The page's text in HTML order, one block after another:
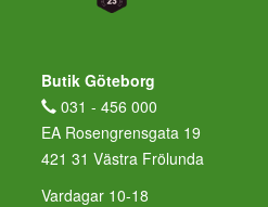
Butik Göteborg
031 - 456 000
EA Rosengrensgata 19
421 31 Västra Frölunda
Vardagar 10-18